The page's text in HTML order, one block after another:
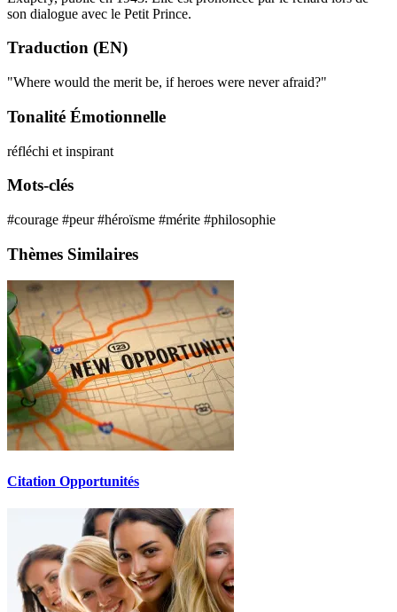
son dialogue avec le Petit Prince.
Traduction (EN)
"Where would the merit be, if heroes were never afraid?"
Tonalité Émotionnelle
réfléchi et inspirant
Mots-clés
#courage #peur#héroïsme #mérite #philosophie
Thèmes Similaires
Citation Opportunités